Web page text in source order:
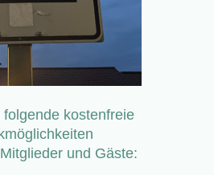
kostenfreie
und Gäste: